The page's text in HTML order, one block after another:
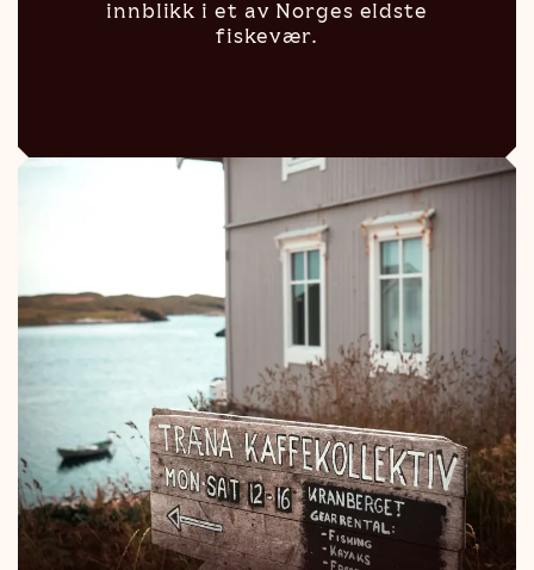
innblikk i et av Norges eldste
fiskevær.